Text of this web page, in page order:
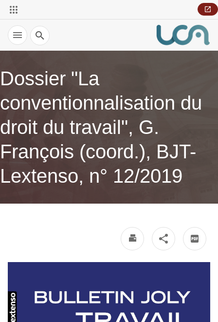
Recherche
Dossier "La
conventionnalisation du
droit du travail", G.
François (coord.), BJT-
Lextenso, n° 12/2019